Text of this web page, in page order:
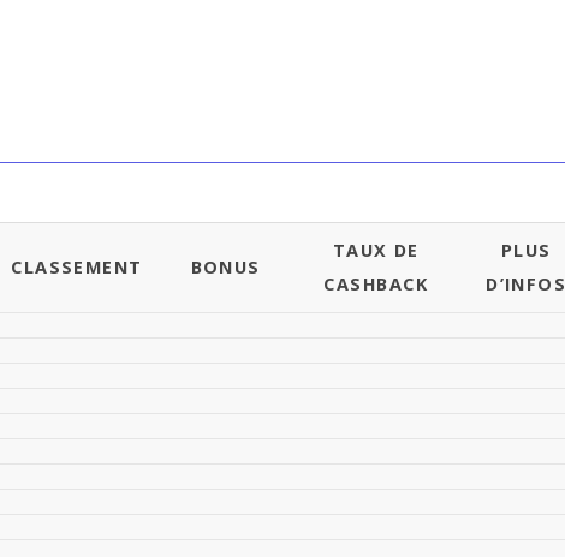
CLASSEMENT BONUS
TAUX DE
CASHBACK
PLUS
D’INFOS